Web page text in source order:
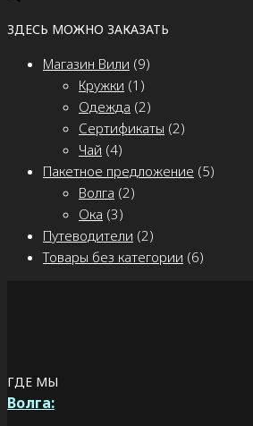
ЗДЕСЬ МОЖНО ЗАКАЗАТЬ
Магазин Вили (9)
Кружки (1)
Одежда (2)
Сертификаты (2)
Чай (4)
Пакетное предложение (5)
Волга (2)
Ока (3)
Путеводители (2)
Товары без категории (6)
ГДЕ МЫ
Волга: